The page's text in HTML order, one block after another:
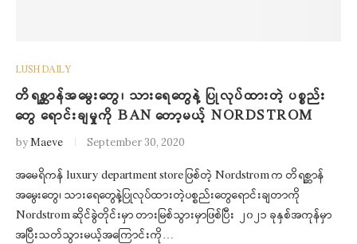
LUSH DAILY
တိရစ္ဆာန်အမွေးတွေ၊ သားရေတွေနဲ့ ပြုလုပ်ထားတဲ့ ပစ္စည်း
တွေ ရောင်းချမှုကို BAN တော့မယ့် NORDSTROM
byMaeve September 30, 2020
အမေရိကန် luxury department store ဖြစ်တဲ့ Nordstrom က တိရစ္ဆာန်
အမွေးတွေ၊ သားရေတွေနဲ့ပြုလုပ်ထားတဲ့ပစ္စည်းတွေရောင်းချတာကို
Nordstrom ဆိုင်ခွဲတိုင်းမှာ တားမြစ်သွားမှာဖြစ်ပြီး ၂၀၂၁ ခုနှစ်အကုန်မှာ
အပြီးသတ်သွားမယ့်အကြောင်းကို…